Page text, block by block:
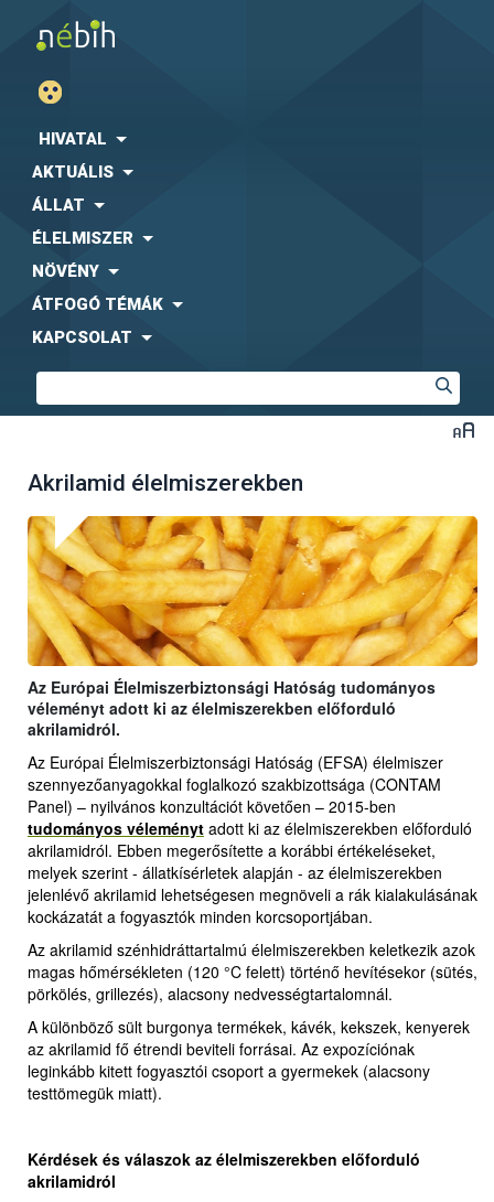
HIVATAL
AKTUÁLIS
ÁLLAT
ÉLELMISZER
NÖVÉNY
ÁTFOGÓ TÉMÁK
KAPCSOLAT
Akrilamid élelmiszerekben
Az Európai Élelmiszerbiztonsági Hatóság tudományos
véleményt adott ki az élelmiszerekben előforduló
akrilamidról.
Az Európai Élelmiszerbiztonsági Hatóság (EFSA) élelmiszer
szennyezőanyagokkal foglalkozó szakbizottsága (CONTAM
Panel) – nyilvános konzultációt követően – 2015-ben
tudományos véleményt adott ki az élelmiszerekben előforduló
akrilamidról. Ebben megerősítette a korábbi értékeléseket,
melyek szerint - állatkísérletek alapján - az élelmiszerekben
jelenlévő akrilamid lehetségesen megnöveli a rák kialakulásának
kockázatát a fogyasztók minden korcsoportjában.
Az akrilamid szénhidráttartalmú élelmiszerekben keletkezik azok
magas hőmérsékleten (120 °C felett) történő hevítésekor (sütés,
pörkölés, grillezés), alacsony nedvességtartalomnál.
A különböző sült burgonya termékek, kávék, kekszek, kenyerek
az akrilamid fő étrendi beviteli forrásai. Az expozíciónak
leginkább kitett fogyasztói csoport a gyermekek (alacsony
testtömegük miatt).
Kérdések és válaszok az élelmiszerekben előforduló
akrilamidról